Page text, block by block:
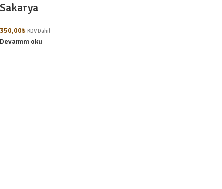
Sakarya
350,00₺ KDV Dahil
Devamını oku